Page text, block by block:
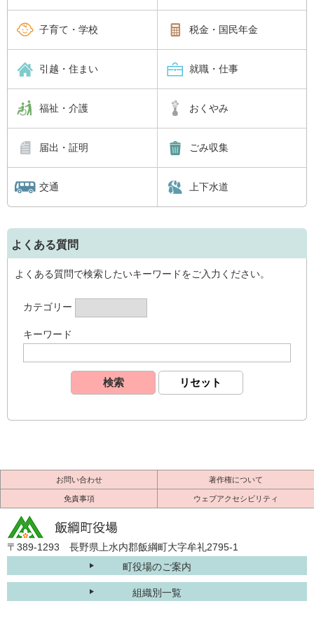
子育て・学校 税金・国民年金
引越・住まい 就職・仕事
福祉・介護 おくやみ
届出・証明 ごみ収集
交通 上下水道
よくある質問
よくある質問で検索したいキーワードをご入力ください。
カテゴリー
キーワード
お問い合わせ 著作権について
免責事項 ウェブアクセシビリティ
〒389-1293 長野県上水内郡飯綱町大字牟礼2795-1
町役場のご案内
組織別一覧